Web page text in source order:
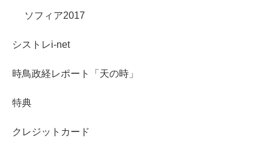
ソフィア2017
シストレi-net
時鳥政経レポート「天の時」
特典
クレジットカード